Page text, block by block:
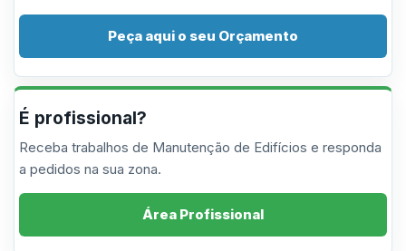
Peça aqui o seu Orçamento
É profissional?
Receba trabalhos de Manutenção de Edifícios e responda
a pedidos na sua zona.
Área Profissional